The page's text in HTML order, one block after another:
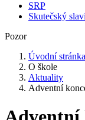
SRP
Skutečský
Pozor
Úvodní stránka
O škole
Aktuality
Adventní